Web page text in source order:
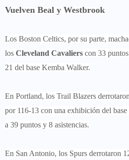
Vuelven Beal y Westbrook
Los Boston Celtics, por su parte,
los Cleveland Cavaliers con 33
21 del base Kemba Walker.
En Portland, los Trail Blazers
por 116-13 con una exhibición del base
a 39 puntos y 8 asistencias.
En San Antonio, los Spurs derrotaron